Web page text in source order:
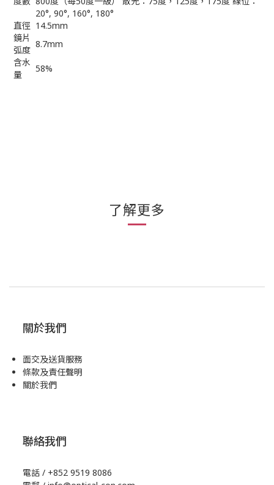
20°, 90°, 160°, 180°
直徑 14.5mm
鏡片
弧度
8.7mm
含水
量
58%
了解更多
關於我們
面交及送貨服務
條款及責任聲明
關於我們
聯絡我們
電話 / +852 9519 8086